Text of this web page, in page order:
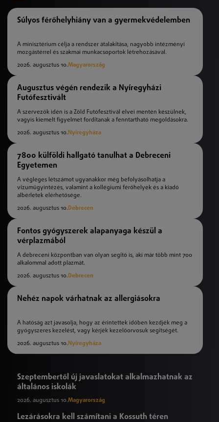
Súlyos férőhelyhiány van a gyermekvédelemben
A minisztérium célja a rendszer átalakítása, nagyobb intézményi
mozgástérrel és szakmai munkacsoportok létrehozásával.
2026. augusztus 10.Magyarország
Augusztus végén rendezik a Nyíregyházi
Futófesztivált
A szervezők idén is a Zöld Futófesztivál elvei mentén készülnek,
vagyis kiemelt figyelmet fordítanak a fenntartható megoldásokra.
2026. augusztus 10.Nyíregyháza
7800 külföldi hallgató tanulhat a Debreceni
Egyetemen
A végleges létszámot ugyanakkor még befolyásolhatja a
vízumügyintézés, valamint a kollégiumi férőhelyek és a kiadó
albérletek elérhetősége.
2026. augusztus 10.Debrecen
Fontos gyógyszerek alapanyaga készül a
vérplazmából
A debreceni központban van olyan segítő is, aki már több mint 700
alkalommal adott plazmát.
2026. augusztus 10.Debrecen
Nehéz napok várhatnak az allergiásokra
A hatóság azt javasolja, hogy az érintettek időben kezdjék meg a
gyógyszeres kezelést, vagy kérjék kezelőorvosuk segítségét.
2026. augusztus 10.Nyíregyháza
Szeptembertől új javaslatokat alkalmazhatnak az
általános iskolák
2026. augusztus 10.Magyarország
Lezárásokra kell számítani a Kossuth téren